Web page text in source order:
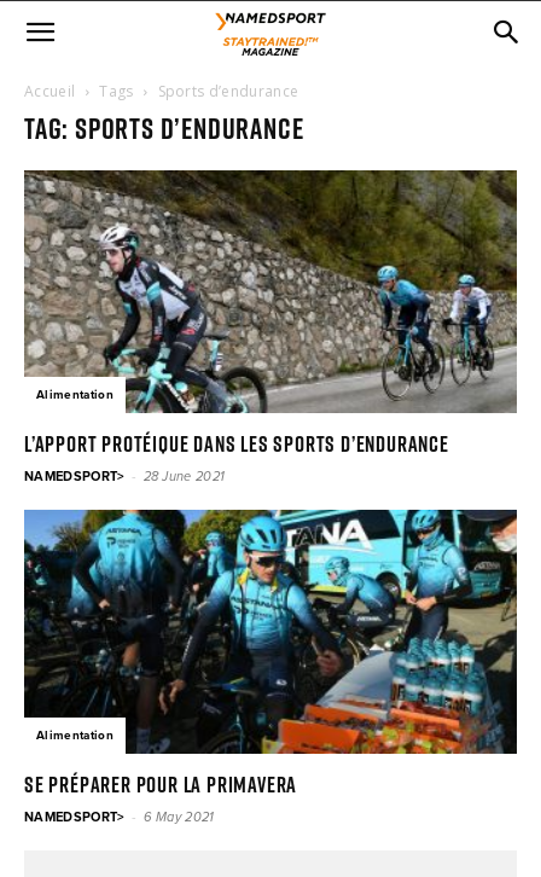
Accueil Tags Sports d’endurance
Tag: sports d’endurance
Alimentation
L’apport protéique dans les sports d’endurance
NAMEDSPORT> - 28 June 2021
Alimentation
SE PRÉPARER POUR LA PRIMAVERA
NAMEDSPORT> - 6 May 2021